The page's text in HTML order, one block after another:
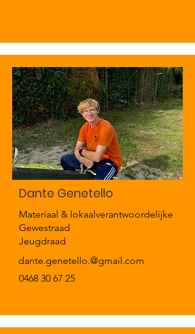
Dante Genetello
Materiaal & lokaalverantwoordelijke
Gewestraad
Jeugdraad
dante.genetello.@gmail.com
0468 30 67 25